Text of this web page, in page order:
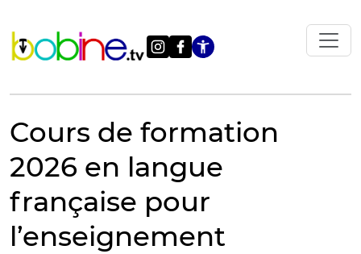
contenuto
Apri le
Cours de formation
2026 en langue
française pour
l’enseignement